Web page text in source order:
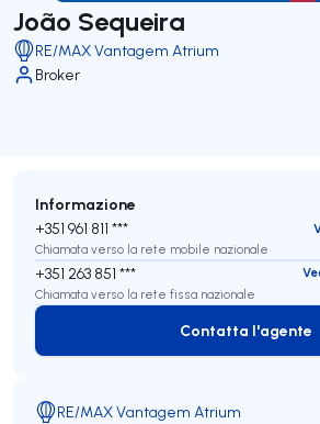
João Sequeira
RE/MAX Vantagem Atrium
Broker
Informazione
+351 961 811 ***
Chiamata verso la rete mobile nazionale
+351 263 851 ***
Chiamata verso la rete fissa nazionale
Contatta
Contatta l'agente
RE/MAX Vantagem Atrium